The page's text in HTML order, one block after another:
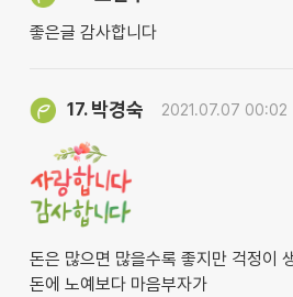
좋은글 감사합니다
17. 박경숙 2021.07.07 00:02
돈은 많으면 많을수록 좋지만 걱정이
돈에 노예보다 마음부자가